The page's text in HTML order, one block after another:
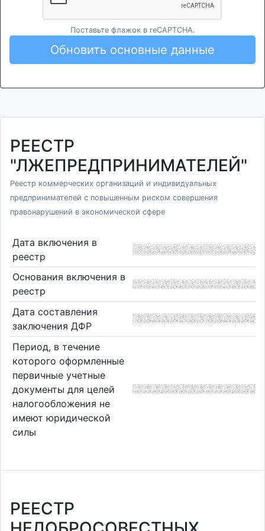
Поставьте флажок в reCAPTCHA.
Обновить основные данные
РЕЕСТР
"ЛЖЕПРЕДПРИНИМАТЕЛЕЙ"
Реестр коммерческих организаций и индивидуальных
предпринимателей с повышенным риском совершения
правонарушений в экономической сфере
Дата включения в
реестр
Основания включения в
реестр
Дата составления
заключения ДФР
Период, в течение
которого оформленные
первичные учетные
документы для целей
налогообложения не
имеют юридической
силы
РЕЕСТР